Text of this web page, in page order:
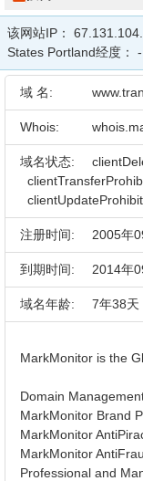
该网站IP：
States Portland经度：
域 名:
Whois:
域名状态:
注册时间: 2005年
到期时间: 2014年
域名年龄: 7年38天
MarkMonitor is the
Domain
MarkMonitor Brand
MarkMonitor
MarkMonitor
Professional and